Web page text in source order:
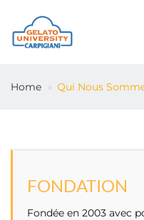
LIGNE
COURS
CONSEILS
Home Qui Nous
FONDATION
Fondée en 2003 avec